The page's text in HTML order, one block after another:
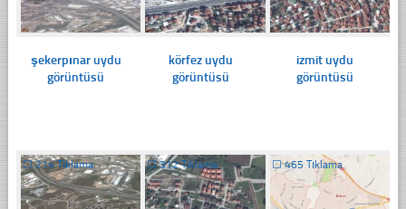
şekerpınar uydu
görüntüsü
körfez uydu
görüntüsü
izmit uydu
görüntüsü
☐214 Tıklama ☐312 Tıklama ☐465 Tıklama